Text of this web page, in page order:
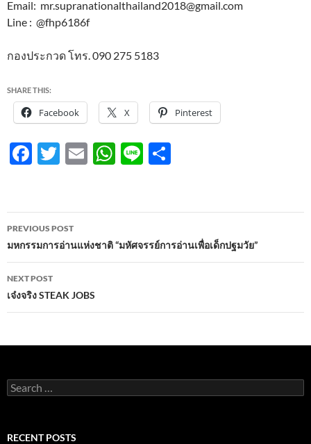
Email: mr.supranationalthailand2018@gmail.com
Line : @fhp6186f
กองประกวด โทร. 090 275 5183
SHARE THIS:
Facebook X Pinterest
F
b
o
o
k
T
er
E
W
s
A
p
Li
e
Post
navigation
PREVIOUS POST
มหกรรมการอ่านแห่งชาติ “มหัศจรรย์การอ่านเพื่อเด็กปฐมวัย”
NEXT POST
เจ๋งจริง STEAK JOBS
Search
for:
RECENT POSTS